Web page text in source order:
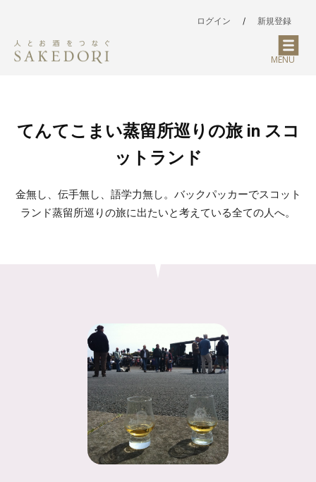
ログイン / 新規登録
MENU
てんてこまい蒸留所巡りの旅 in スコ
ットランド
金無し、伝手無し、語学力無し。バックパッカーでスコット
ランド蒸留所巡りの旅に出たいと考えている全ての人へ。